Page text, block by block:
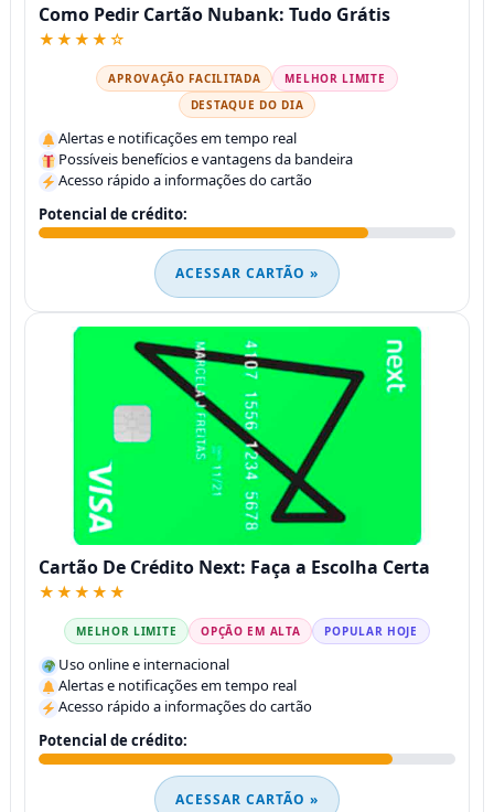
Como Pedir Cartão Nubank: Tudo Grátis
★★★★☆
APROVAÇÃO FACILITADA
MELHOR LIMITE
DESTAQUE DO DIA
Alertas e notificações em tempo real
Possíveis benefícios e vantagens da bandeira
Acesso rápido a informações do cartão
Potencial de crédito:
ACESSAR CARTÃO »
Cartão De Crédito Next: Faça a Escolha Certa
★★★★★
MELHOR LIMITE OPÇÃO EM ALTA POPULAR HOJE
Uso online e internacional
Alertas e notificações em tempo real
Acesso rápido a informações do cartão
Potencial de crédito:
ACESSAR CARTÃO »